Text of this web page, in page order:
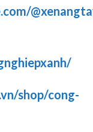
shop/cong-